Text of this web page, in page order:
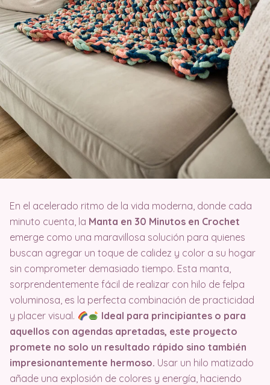
En el acelerado ritmo de la vida moderna, donde cada
minuto cuenta, la Manta en 30 Minutos en Crochet
emerge como una maravillosa solución para quienes
buscan agregar un toque de calidez y color a su hogar
sin comprometer demasiado tiempo. Esta manta,
sorprendentemente fácil de realizar con hilo de felpa
voluminosa, es la perfecta combinación de practicidad
y placer visual.
Ideal para principiantes o para
aquellos con agendas apretadas, este proyecto
promete no solo un resultado rápido sino también
impresionantemente hermoso. Usar un hilo matizado
añade una explosión de colores y energía, haciendo